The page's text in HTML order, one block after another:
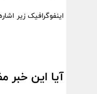
اینفوگرافیک زیر
آیا این خبر